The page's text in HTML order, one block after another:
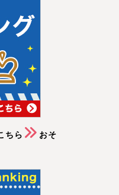
ちら
おそ